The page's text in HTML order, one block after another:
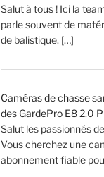
Salut à tous ! Ici la
parle souvent de
de balistique. […]
Caméras de chasse
des GardePro E8 2.0
Salut les passionnés
Vous cherchez une
abonnement fiable